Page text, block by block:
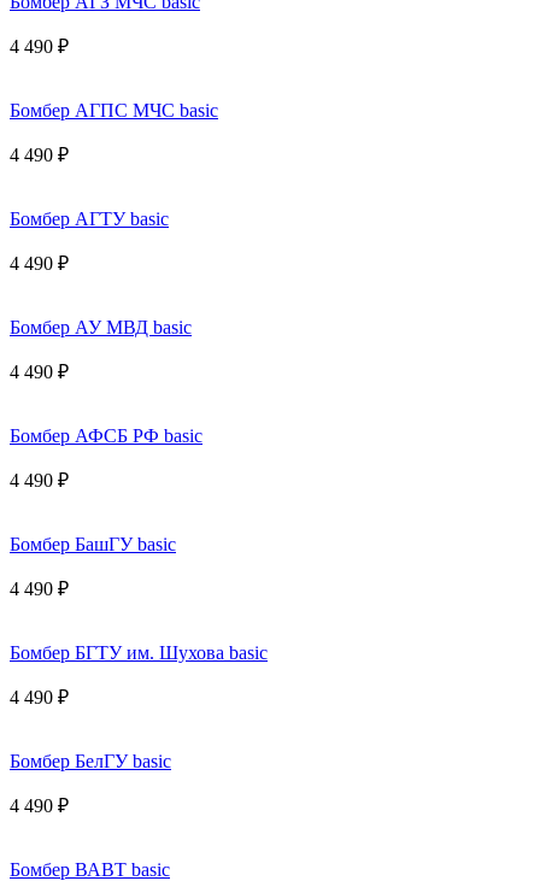
4 490 ₽
Бомбер АГПС МЧС basic
4 490 ₽
Бомбер АГТУ basic
4 490 ₽
Бомбер АУ МВД basic
4 490 ₽
Бомбер АФСБ РФ basic
4 490 ₽
Бомбер БашГУ basic
4 490 ₽
Бомбер БГТУ им. Шухова basic
4 490 ₽
Бомбер БелГУ basic
4 490 ₽
Бомбер ВАВТ basic